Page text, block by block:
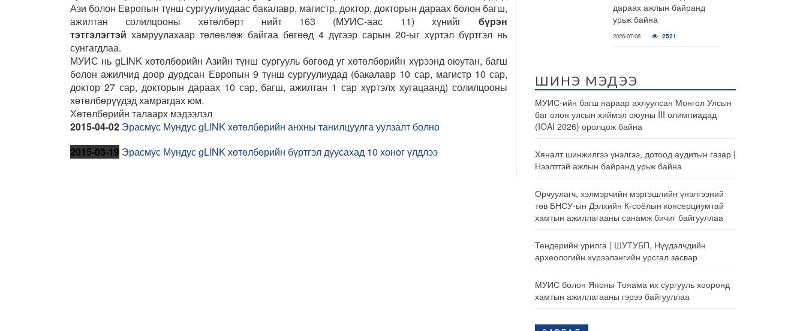
Ази болон Европын түнш сургуулиудаас бакалавр, магистр, доктор, докторын дараах болон багш,
ажилтан солилцооны хөтөлбөрт нийт163 (МУИС-аас 11) хүнийг бүрэн
тэтгэлэгтэй хамруулахаар төлөвлөж байгаа бөгөөд 4 дүгээр сарын 20-ыг хүртэл бүртгэл нь
сунгагдлаа.
МУИС нь gLINK хөтөлбөрийн Азийн түнш сургууль бөгөөд уг хөтөлбөрийн хүрээнд оюутан, багш
болон ажилчид доор дурдсан Европын 9 түнш сургуулиудад (бакалавр 10 сар, магистр 10 сар,
доктор 27 сар, докторын дараах 10 сар, багш, ажилтан 1 сар хүртэлх хугацаанд) солилцооны
хөтөлбөрүүдэд хамрагдах юм.
Хөтөлбөрийн талаарх мэдээлэл
2015-04-02 Эрасмус Мундус gLINK хөтөлбөрийн анхны танилцуулга уулзалт болно
2015-03-19 Эрасмус Мундус gLINK хөтөлбөрийн бүртгэл дуусахад 10 хоног үлдлээ
дараах ажлын байранд
урьж байна
2026-07-08 2521
ШИНЭ МЭДЭЭ
МУИС-ийн багш нараар ахлуулсан Монгол Улсын
баг олон улсын хиймэл оюуны III олимпиадад
(IOAI 2026) оролцож байна
Хяналт шинжилгээ үнэлгээ, дотоод аудитын газар |
Нээлттэй ажлын байранд урьж байна
Орчуулагч, хэлмэрчийн мэргэшлийн үнэлгээний
төв БНСУ-ын Дэлхийн К-соёлын консерциумтай
хамтын ажиллагааны санамж бичиг байгууллаа
Тендерийн урилга | ШУТУБП, Нүүдэлчдийн
археологийн хүрээлэнгийн урсгал засвар
МУИС болон Японы Тояама их сургууль хооронд
хамтын ажиллагааны гэрээ байгууллаа